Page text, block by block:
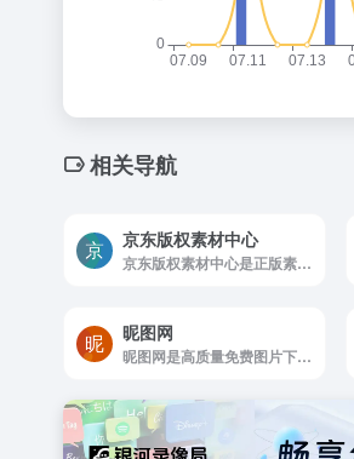
相关导航
京东版权素材中心
京东版权素材中心是正版素材交易平台
昵图网
昵图网是高质量免费图片下载的网站